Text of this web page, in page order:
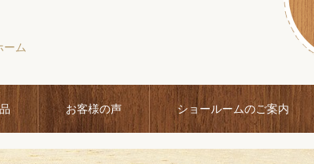
ーム
お客様の声 ショールームのご案内